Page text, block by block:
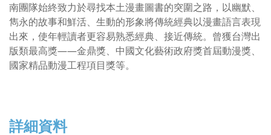
南團隊始終致力於尋找本土漫畫圖書的突圍之路，以幽默、
雋永的故事和鮮活、生動的形象將傳統經典以漫畫語言表現
出來，使年輕讀者更容易熟悉經典、接近傳統。曾獲台灣出
版類最高獎——金鼎獎、中國文化藝術政府獎首屆動漫獎、
國家精品動漫工程項目獎等。
詳細資料